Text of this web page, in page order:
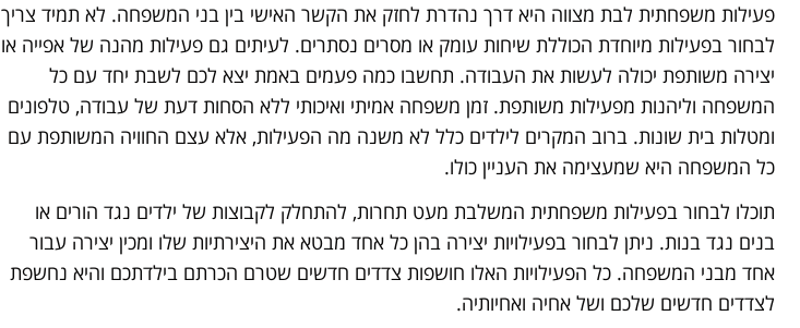
פעילות משפחתית לבת מצווה היא דרך נהדרת לחזק את הקשר האישי בין בני המשפחה. לא תמיד צריך
לבחור בפעילות מיוחדת הכוללת שיחות עומק או מסרים נסתרים. לעיתים גם פעילות מהנה של אפייה או
יצירה משותפת יכולה לעשות את העבודה. תחשבו כמה פעמים באמת יצא לכם לשבת יחד עם כל
המשפחה וליהנות מפעילות משותפת. זמן משפחה אמיתי ואיכותי ללא הסחות דעת של עבודה, טלפונים
ומטלות בית שונות. ברוב המקרים לילדים כלל לא משנה מה הפעילות, אלא עצם החוויה המשותפת עם
כל המשפחה היא שמעצימה את העניין כולו.
תוכלו לבחור בפעילות משפחתית המשלבת מעט תחרות, להתחלק לקבוצות של ילדים נגד הורים או
בנים נגד בנות. ניתן לבחור בפעילויות יצירה בהן כל אחד מבטא את היצירתיות שלו ומכין יצירה עבור
אחד מבני המשפחה. כל הפעילויות האלו חושפות צדדים חדשים שטרם הכרתם בילדתכם והיא נחשפת
לצדדים חדשים שלכם ושל אחיה ואחיותיה.